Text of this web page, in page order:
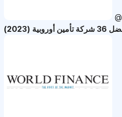
أوروبية (2023)